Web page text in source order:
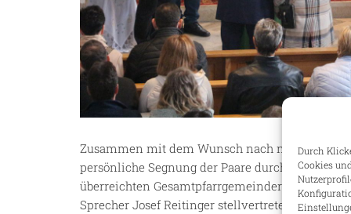
Durch
Cookies
Zusammen mit dem Wunsch nach noch vielen
persönliche Segnung der Paare durch Pfarrer
überreichten
Sprecher Josef Reitinger stellvertretend für die